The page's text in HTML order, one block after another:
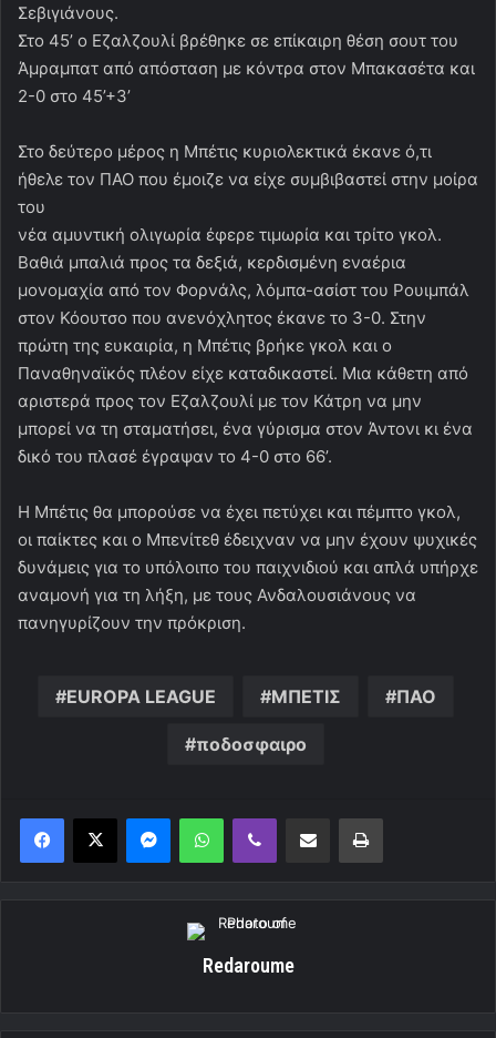
Σεβιγιάνους.
Στο 45’ ο Εζαλζουλί βρέθηκε σε επίκαιρη θέση σουτ του
Άμραμπατ από απόσταση με κόντρα στον Μπακασέτα και
2-0 στο 45’+3’
Στο δεύτερο μέρος η Μπέτις κυριολεκτικά έκανε ό,τι
ήθελε τον ΠΑΟ που έμοιζε να είχε συμβιβαστεί στην μοίρα
του
νέα αμυντική ολιγωρία έφερε τιμωρία και τρίτο γκολ.
Βαθιά μπαλιά προς τα δεξιά, κερδισμένη εναέρια
μονομαχία από τον Φορνάλς, λόμπα-ασίστ του Ρουιμπάλ
στον Κόουτσο που ανενόχλητος έκανε το 3-0. Στην
πρώτη της ευκαιρία, η Μπέτις βρήκε γκολ και ο
Παναθηναϊκός πλέον είχε καταδικαστεί. Μια κάθετη από
αριστερά προς τον Εζαλζουλί με τον Κάτρη να μην
μπορεί να τη σταματήσει, ένα γύρισμα στον Άντονι κι ένα
δικό του πλασέ έγραψαν το 4-0 στο 66’.
Η Μπέτις θα μπορούσε να έχει πετύχει και πέμπτο γκολ,
οι παίκτες και ο Μπενίτεθ έδειχναν να μην έχουν ψυχικές
δυνάμεις για το υπόλοιπο του παιχνιδιού και απλά υπήρχε
αναμονή για τη λήξη, με τους Ανδαλουσιάνους να
πανηγυρίζουν την πρόκριση.
EUROPA LEAGUE ΜΠΕΤΙΣ ΠΑΟ
ποδοσφαιρο
MessengerWhatsAppViber Κοινοποίηση μέσω ηλεκτρονικού ταχυδρομείουΕκτύπωση
Redaroume